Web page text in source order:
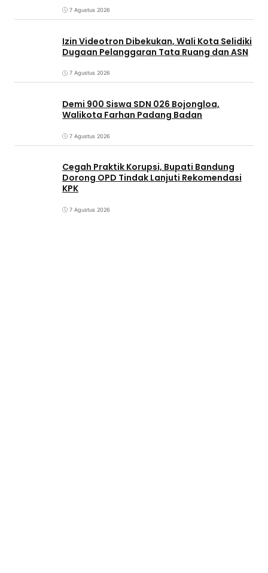
7 Agustus 2026
Izin Videotron Dibekukan, Wali Kota Selidiki
Dugaan Pelanggaran Tata Ruang dan ASN
7 Agustus 2026
Demi 900 Siswa SDN 026 Bojongloa,
Walikota Farhan Padang Badan
7 Agustus 2026
Cegah Praktik Korupsi, Bupati Bandung
Dorong OPD Tindak Lanjuti Rekomendasi
KPK
7 Agustus 2026